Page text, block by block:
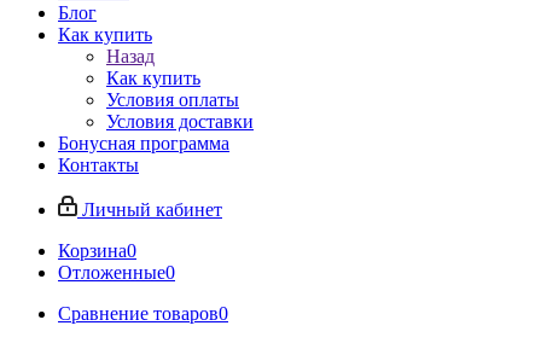
Блог
Как купить
Назад
Как купить
Условия оплаты
Условия доставки
Бонусная программа
Контакты
Личный кабинет
Корзина0
Отложенные0
Сравнение товаров0